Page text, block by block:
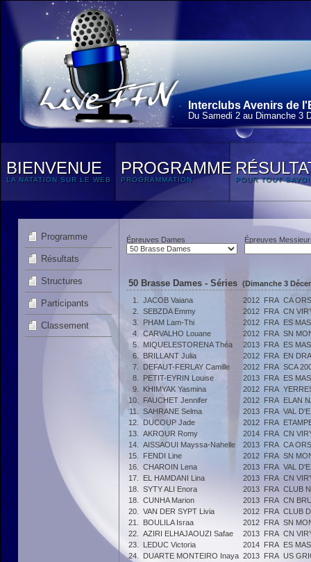
Interclubs Avenirs de
Du Samedi 2 au Dimanche 3
BIENVENUE
LA NATATION SUR LE WEB
PROGRAMME
PROGRAMMATION POUR TOUT
Programme
Résultats
Structures
Participants
Classement
Épreuves Dames Épreuves
50 Brasse Dames - Séries (Dimanche 3
1.
JACOB Vaiana 2012 FRA CA
2.
SEBZDA Emmy 2012 FRA CN
3.
PHAM Lam-Thi 2012 FRA ES
4.
CARVALHO Louane 2012 FRA SN
5.
MIQUELESTORENA Théa 2013 FRA ES
6.
BRILLANT Julia 2012 FRA EN
7.
DEFAUT-FERLAY Camille 2012 FRA SCA
8.
PETIT-EYRIN Louise 2013 FRA ES
9.
KHIMYAK Yasmina 2012 FRA
10.
FAUCHET Jennifer 2012 FRA ELAN
11.
SAHRANE Selma 2013 FRA VAL
12.
DUCOUP Jade 2012 FRA
13.
AKROUR Romy 2014 FRA CN
14.
AISSAOUI Mayssa-Nahelle 2013 FRA CA
15.
FENDI Line 2012 FRA SN
16.
CHAROIN Lena 2013 FRA VAL
17.
EL HAMDANI Lina 2013 FRA CN
18.
SYTY ALI Enora 2013 FRA CLUB
18.
CUNHA Marion 2013 FRA CN
20.
VAN DER SYPT Livia 2012 FRA CLUB
21.
BOULILA Israa 2012 FRA SN
22.
AZIRI ELHAJAOUZI Safae 2013 FRA CN
23.
LEDUC Victoria 2014 FRA ES
24.
DUARTE MONTEIRO Inaya 2013 FRA US